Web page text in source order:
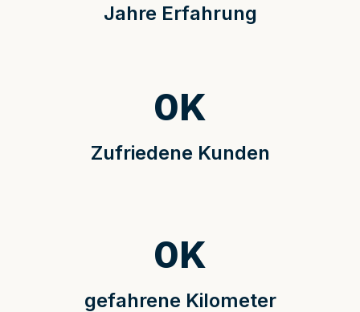
Jahre Erfahrung
Zufriedene Kunden
0K
gefahrene Kilometer
0K